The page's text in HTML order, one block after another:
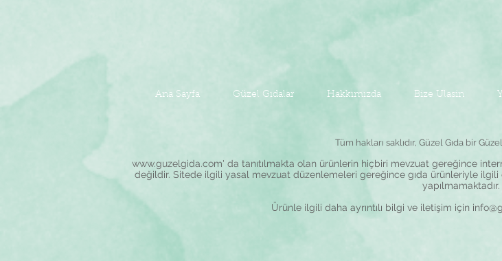
Ana Sayfa Güzel Gıdalar Hakkımızda Bize Ulasin
Tüm hakları saklıdır, Güzel Gıda bir
www.guzelgida.com' da tanıtılmakta olan ürünlerin hiçbiri mevzuat gereğince
değildir. Sitede ilgili yasal mevzuat düzenlemeleri gereğince gıda ürünleriyle ilgili
yapılmamaktadır.
Ürünle ilgili daha ayrıntılı bilgi ve iletişim için